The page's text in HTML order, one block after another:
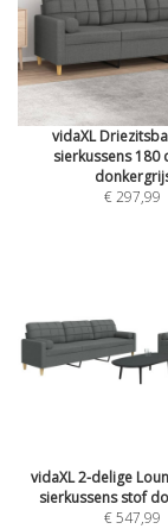
vidaXL
sierkussens 180
€ 297,99
vidaXL 2-delige
sierkussens stof
€ 547,99